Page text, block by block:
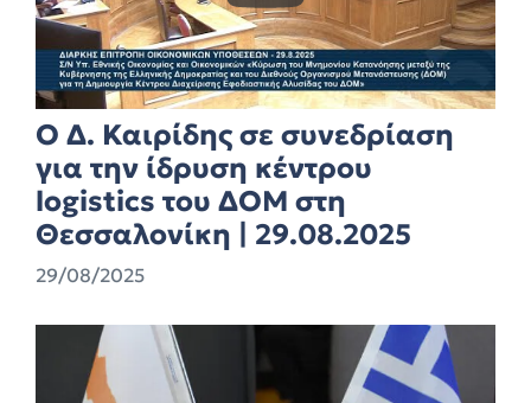
Ο Δ. Καιρίδης σε συνεδρίαση
για την ίδρυση κέντρου
logistics του ΔΟΜ στη
Θεσσαλονίκη | 29.08.2025
29/08/2025